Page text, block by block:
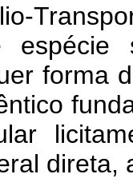
forma
direta,